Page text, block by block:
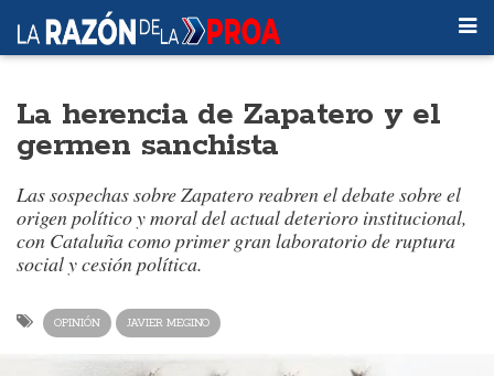
La herencia de Zapatero y el
germen sanchista
Las sospechas sobre Zapatero reabren el debate sobre el
origen político y moral del actual deterioro institucional,
con Cataluña como primer gran laboratorio de ruptura
social y cesión política.
OPINIÓN JAVIER MEGINO